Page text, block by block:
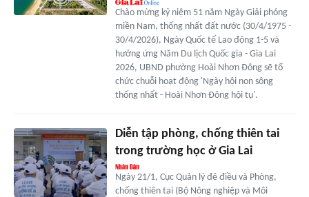
Chào mừng kỷ niệm 51 năm Ngày Giải phóng
miền Nam, thống nhất đất nước (30/4/1975 -
30/4/2026), Ngày Quốc tế Lao động 1-5 và
hưởng ứng Năm Du lịch Quốc gia - Gia Lai
2026, UBND phường Hoài Nhơn Đông sẽ tổ
chức chuỗi hoạt động 'Ngày hội non sông
thống nhất - Hoài Nhơn Đông hội tụ'.
Diễn tập phòng, chống thiên tai
trong trường học ở Gia Lai
Ngày 21/1, Cục Quản lý đê điều và Phòng,
chống thiên tai (Bộ Nông nghiệp và Môi